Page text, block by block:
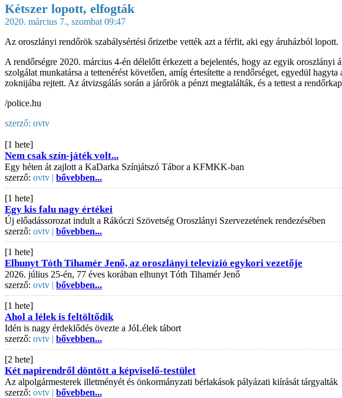
Kétszer lopott, elfogták
2020. március 7., szombat 09:47
Az oroszlányi rendőrök szabálysértési őrizetbe vették azt a férfit, aki egy áruházból lopott.
A rendőrségre 2020. március 4-én délelőtt érkezett a bejelentés, hogy az egyik
szolgálat munkatársa a tettenérést követően, amíg értesítette a rendőrséget, egyedül
zoknijába rejtett. Az átvizsgálás során a járőrök a pénzt megtalálták, és a tettest a
/police.hu
szerző: ovtv
[1 hete]
Nem csak szín-játék volt...
Egy héten át zajlott a KaDarka Színjátszó Tábor a KFMKK-ban
szerző: ovtv | bővebben...
[1 hete]
Egy kis falu nagy értékei
Új előadássorozat indult a Rákóczi Szövetség Oroszlányi Szervezetének rendezésében
szerző: ovtv | bővebben...
[1 hete]
Elhunyt Tóth Tihamér Jenő, az oroszlányi televízió egykori vezetője
2026. július 25-én, 77 éves korában elhunyt Tóth Tihamér Jenő
szerző: ovtv | bővebben...
[1 hete]
Ahol a lélek is feltöltődik
Idén is nagy érdeklődés övezte a JóLélek tábort
szerző: ovtv | bővebben...
[2 hete]
Két napirendről döntött a képviselő-testület
Az alpolgármesterek illetményét és önkormányzati bérlakások pályázati kiírását tárgyalták
szerző: ovtv | bővebben...